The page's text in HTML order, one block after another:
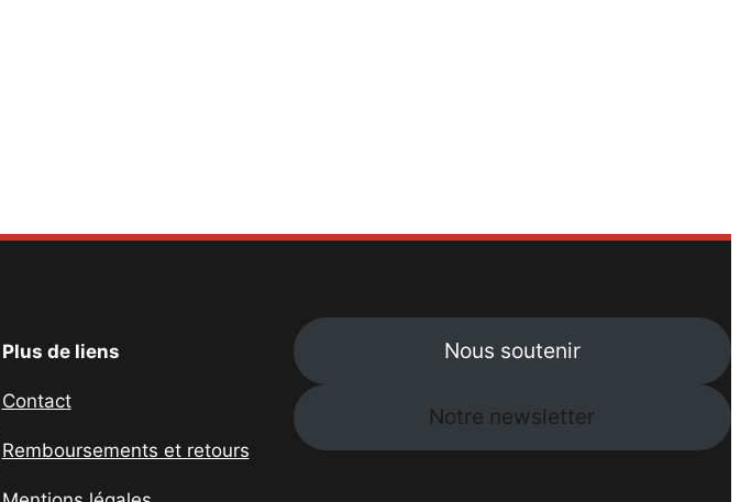
Plus de liens
Contact
Remboursements et retours
Nous soutenir
Notre newsletter